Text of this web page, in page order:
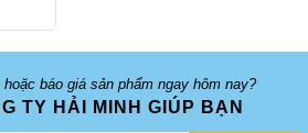
báo giá sản phẩm ngay hôm nay?
TY HẢI MINH GIÚP BẠN